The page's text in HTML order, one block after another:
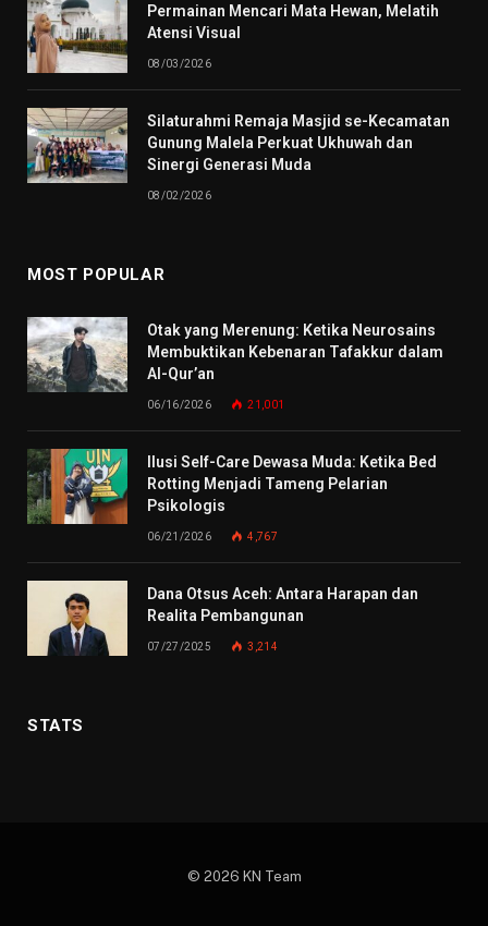
Permainan Mencari Mata Hewan, Melatih
Atensi Visual
08/03/2026
Silaturahmi Remaja Masjid se-Kecamatan
Gunung Malela Perkuat Ukhuwah dan
Sinergi Generasi Muda
08/02/2026
MOST POPULAR
Otak yang Merenung: Ketika Neurosains
Membuktikan Kebenaran Tafakkur dalam
Al-Qur’an
06/16/2026 21,001
Ilusi Self-Care Dewasa Muda: Ketika Bed
Rotting Menjadi Tameng Pelarian
Psikologis
06/21/2026 4,767
Dana Otsus Aceh: Antara Harapan dan
Realita Pembangunan
07/27/2025 3,214
STATS
© 2026 KN Team